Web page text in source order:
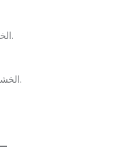
الخالي من الخدوش والكسور يكون سعره أفضل.
الخشب الطبيعي سعره أعلى من الخشب الصناعي.